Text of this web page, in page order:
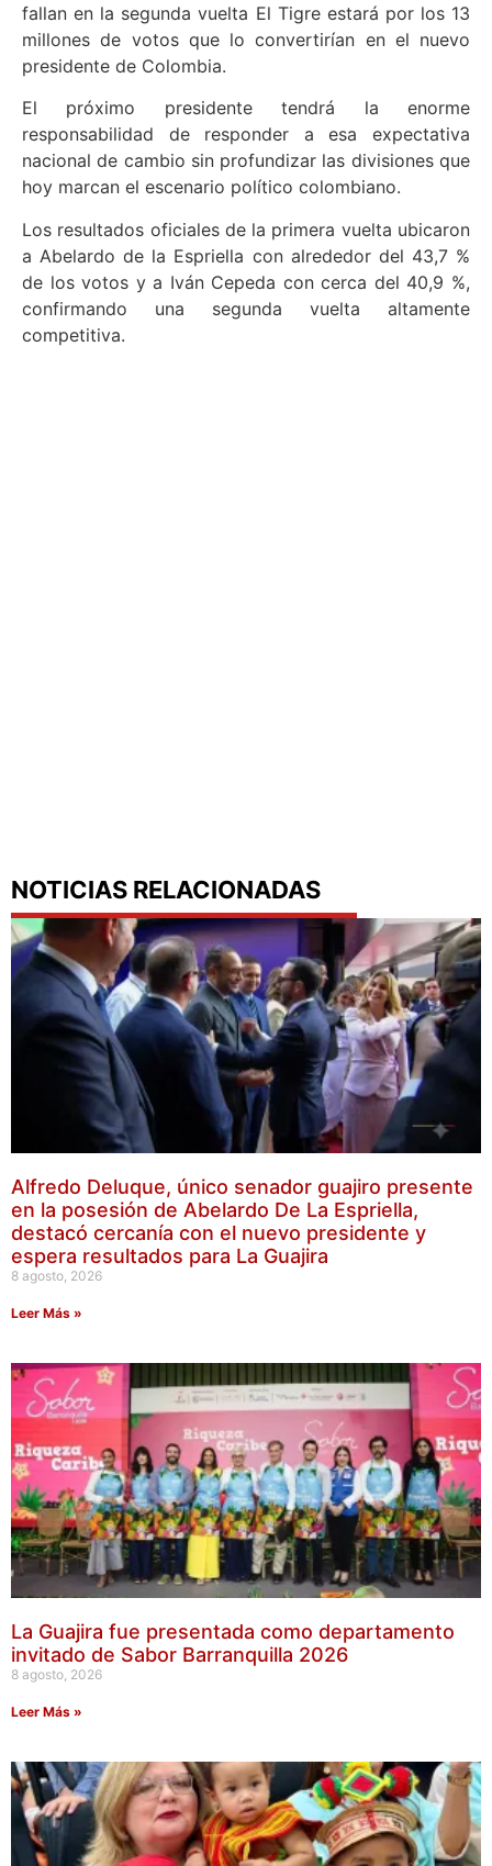
fallan en la segunda vuelta El Tigre estará por los 13
millones de votos que lo convertirían en el nuevo
presidente de Colombia.
El próximo presidente tendrá la enorme
responsabilidad de responder a esa expectativa
nacional de cambio sin profundizar las divisiones que
hoy marcan el escenario político colombiano.
Los resultados oficiales de la primera vuelta ubicaron
a Abelardo de la Espriella con alrededor del 43,7 %
de los votos y a Iván Cepeda con cerca del 40,9 %,
confirmando una segunda vuelta altamente
competitiva.
NOTICIAS RELACIONADAS
Alfredo Deluque, único senador guajiro presente
en la posesión de Abelardo De La Espriella,
destacó cercanía con el nuevo presidente y
espera resultados para La Guajira
8 agosto, 2026
Leer Más »
La Guajira fue presentada como departamento
invitado de Sabor Barranquilla 2026
8 agosto, 2026
Leer Más »